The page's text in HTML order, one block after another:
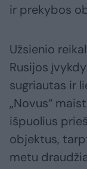
ir prekybos
Užsienio
Rusijos
sugriautas ir
„Novus“
išpuolius
objektus,
metu